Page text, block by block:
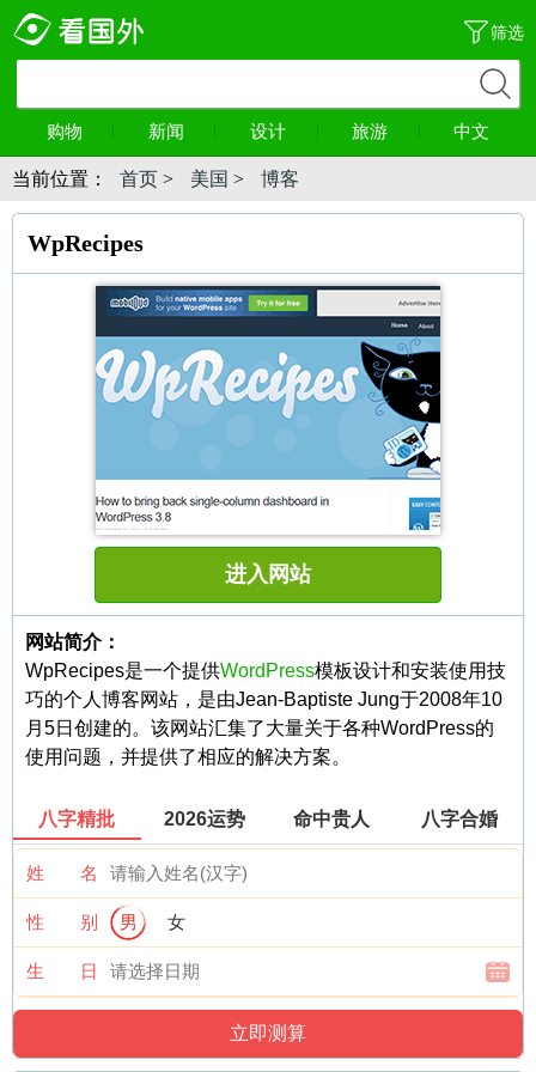
筛选
购物 新闻 设计 旅游 中文
当前位置： 首页 > 美国 > 博客
WpRecipes
进入网站
网站简介：
WpRecipes是一个提供WordPress模板设计和安装使用技
巧的个人博客网站，是由Jean-Baptiste Jung于2008年10
月5日创建的。该网站汇集了大量关于各种WordPress的
使用问题，并提供了相应的解决方案。
八字精批 2026运势 命中贵人 八字合婚
姓 名
性 别 男 女
生 日